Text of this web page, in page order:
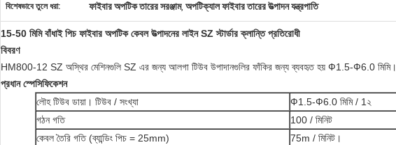
বিশেষভাবে তুলে ধরা: ফাইবার অপটিক তারের সরঞ্জাম, অপটিক্যাল ফাইবার তারের উত্পাদন যন্ত্রপাতি
15-50 মিমি বাঁধাই পিচ ফাইবার অপটিক কেবল উত্পাদনের লাইন SZ স্টার্ডার ক্লান্তি প্রতিরোধী
বিবরণ
HM800-12 SZ অস্থির মেশিনগুলি SZ এর জন্য আলগা টিউব উপাদানগুলির ফাঁকির জন্য ব্যবহৃত হয় Ф1.5-Ф6.0 মিমি।
প্রধান স্পেসিফিকেশন
লৌহ টিউব ডায়া। টিউব / সংখ্যা
Ф1.5-Ф6.0 মিমি / 1২
গঠন গতি
100 / মিনিট
কেবল তৈরি গতি (ব্যান্ডিং পিচ = 25mm)
75m / মিনিট।